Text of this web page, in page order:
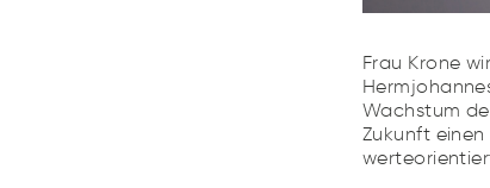
Frau Krone
Wachstum
Zukunft